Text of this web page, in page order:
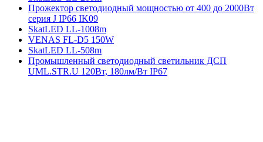
Прожектор светодиодный мощностью от 400 до 2000Вт
серия J IP66 IK09
SkatLED LL-1008m
VENAS FL-D5 150W
SkatLED LL-508m
Промышленный светодиодный светильник ДСП
UML.STR.U 120Вт, 180лм/Вт IP67